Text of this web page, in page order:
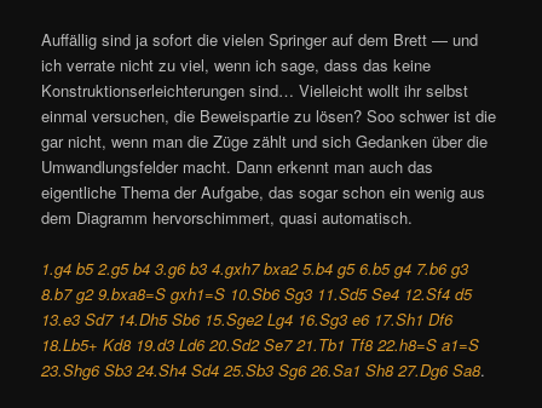
Auffällig sind ja sofort die vielen Springer auf dem Brett — und
ich verrate nicht zu viel, wenn ich sage, dass das keine
Konstruktionserleichterungen sind… Vielleicht wollt ihr selbst
einmal versuchen, die Beweispartie zu lösen? Soo schwer ist die
gar nicht, wenn man die Züge zählt und sich Gedanken über die
Umwandlungsfelder macht. Dann erkennt man auch das
eigentliche Thema der Aufgabe, das sogar schon ein wenig aus
dem Diagramm hervorschimmert, quasi automatisch.
1.g4 b5 2.g5 b4 3.g6 b3 4.gxh7 bxa2 5.b4 g5 6.b5 g4 7.b6 g3
8.b7 g2 9.bxa8=S gxh1=S 10.Sb6 Sg3 11.Sd5 Se4 12.Sf4 d5
13.e3 Sd7 14.Dh5 Sb6 15.Sge2 Lg4 16.Sg3 e6 17.Sh1 Df6
18.Lb5+ Kd8 19.d3 Ld6 20.Sd2 Se7 21.Tb1 Tf8 22.h8=S a1=S
23.Shg6 Sb3 24.Sh4 Sd4 25.Sb3 Sg6 26.Sa1 Sh8 27.Dg6 Sa8.